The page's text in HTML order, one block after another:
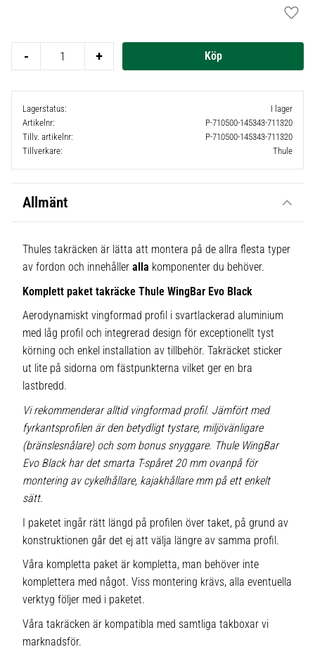
+
-
Lagerstatus
I lager
Artikelnr
P-710500-145343-711320
Tillv. artikelnr
P-710500-145343-711320
Tillverkare
Thule
Allmänt
Thules takräcken är lätta att montera på de allra flesta typer
av fordon och innehåller alla komponenter du behöver.
Komplett paket takräcke Thule WingBar Evo Black
Aerodynamiskt vingformad profil i svartlackerad aluminium
med låg profil och integrerad design för exceptionellt tyst
körning och enkel installation av tillbehör. Takräcket sticker
ut lite på sidorna om fästpunkterna vilket ger en bra
lastbredd.
Vi rekommenderar alltid vingformad profil. Jämfört med
fyrkantsprofilen är den betydligt tystare, miljövänligare
(bränslesnålare) och som bonus snyggare. Thule WingBar
Evo Black har det smarta T-spåret 20 mm ovanpå för
montering av cykelhållare, kajakhållare mm på ett enkelt
sätt.
I paketet ingår rätt längd på profilen över taket, på grund av
konstruktionen går det ej att välja längre av samma profil.
Våra kompletta paket är kompletta, man behöver inte
komplettera med något. Viss montering krävs, alla eventuella
verktyg följer med i paketet.
Våra takräcken är kompatibla med samtliga takboxar vi
marknadsför.